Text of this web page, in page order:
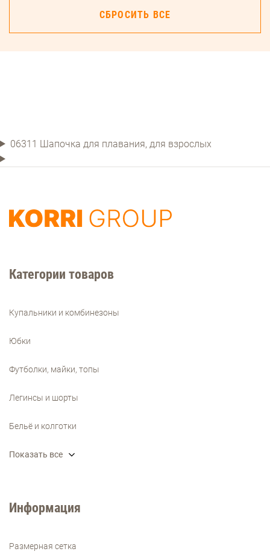
СБРОСИТЬ ВСЕ
06311 Шапочка для плавания, для взрослых
Категории товаров
Купальники и комбинезоны
Юбки
Футболки, майки, топы
Легинсы и шорты
Бельё и колготки
Показать все
Информация
Размерная сетка